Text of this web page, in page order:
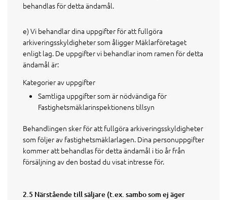
behandlas för detta ändamål.
e) Vi behandlar dina uppgifter för att fullgöra
arkiveringsskyldigheter som åligger Mäklarföretaget
enligt lag. De uppgifter vi behandlar inom ramen för detta
ändamål är:
Kategorier av uppgifter
Samtliga uppgifter som är nödvändiga för
Fastighetsmäklarinspektionens tillsyn
Behandlingen sker för att fullgöra arkiveringsskyldigheter
som följer av fastighetsmäklarlagen. Dina personuppgifter
kommer att behandlas för detta ändamål i tio år från
försäljning av den bostad du visat intresse för.
2.5 Närstående till säljare (t.ex. sambo som ej äger